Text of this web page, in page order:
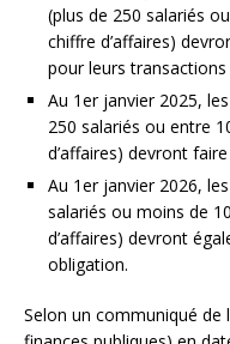
(plus de 250 salariés
chiffre d’affaires)
pour leurs
Au 1er janvier 2025,
250 salariés ou entre
d’affaires) devront
Au 1er janvier 2026,
salariés ou moins de
d’affaires) devront
obligation.
Selon un communiqué de